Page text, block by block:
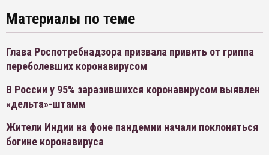
Материалы по теме
Глава Роспотребнадзора призвала привить от гриппа
переболевших коронавирусом
В России у 95% заразившихся коронавирусом выявлен
«дельта»-штамм
Жители Индии на фоне пандемии начали поклоняться
богине коронавируса